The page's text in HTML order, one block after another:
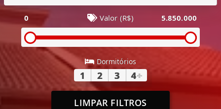
0 Valor (R$) 5.850.000
Dormitórios
1 2 3 4+
LIMPAR FILTROS